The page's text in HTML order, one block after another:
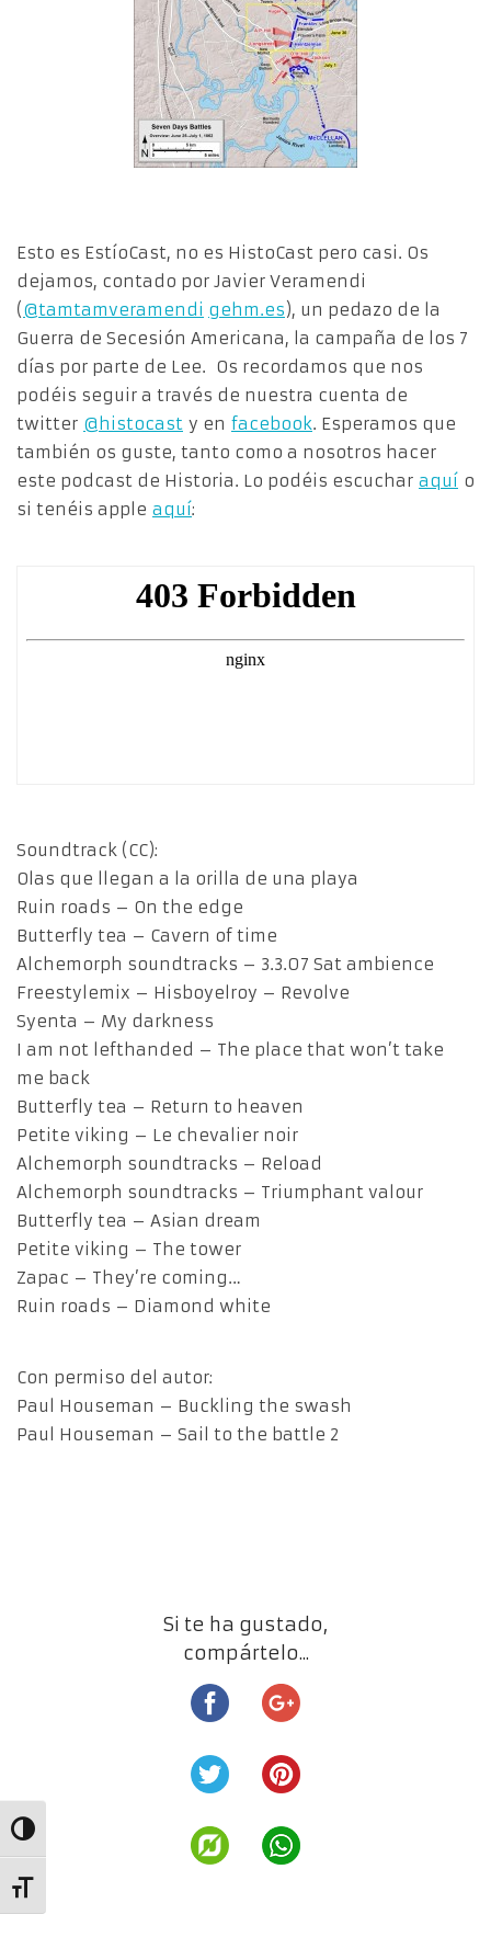
Alternar alto contraste
Alternar tamaño de letra
Esto es EstíoCast, no es HistoCast pero casi. Os
dejamos, contado por Javier Veramendi
(@tamtamveramendi gehm.es), un pedazo de la
Guerra de Secesión Americana, la campaña de los 7
días por parte de Lee. Os recordamos que nos
podéis seguir a través de nuestra cuenta de
twitter @histocast y en facebook. Esperamos que
también os guste, tanto como a nosotros hacer
este podcast de Historia. Lo podéis escuchar aquí o
si tenéis apple aquí:
Soundtrack (CC):
Olas que llegan a la orilla de una playa
Ruin roads – On the edge
Butterfly tea – Cavern of time
Alchemorph soundtracks – 3.3.07 Sat ambience
Freestylemix – Hisboyelroy – Revolve
Syenta – My darkness
I am not lefthanded – The place that won’t take
me back
Butterfly tea – Return to heaven
Petite viking – Le chevalier noir
Alchemorph soundtracks – Reload
Alchemorph soundtracks – Triumphant valour
Butterfly tea – Asian dream
Petite viking – The tower
Zapac – They’re coming…
Ruin roads – Diamond white
Con permiso del autor:
Paul Houseman – Buckling the swash
Paul Houseman – Sail to the battle 2
Si te ha gustado,
compártelo...